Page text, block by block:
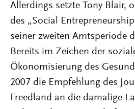
Allerdings setzte Tony Blair,
des „Social
seiner zweiten Amtsperiode
Bereits im Zeichen der
Ökonomisierung des
2007 die Empfehlung des
Freedland an die damalige